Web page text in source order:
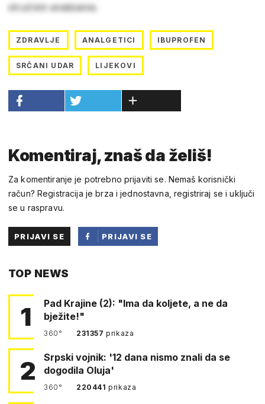
stručnim analizama.
ZDRAVLJE ANALGETICI IBUPROFEN
SRČANI UDAR LIJEKOVI
Komentiraj, znaš da želiš!
Za komentiranje je potrebno prijaviti se. Nemaš korisnički
račun? Registracija je brza i jednostavna, registriraj se i uključi
se u raspravu.
PRIJAVI SE
PRIJAVI SE
TOP NEWS
1
Pad Krajine (2): "Ima da koljete, a ne da
bježite!"
360° 231357prikaza
2
Srpski vojnik: '12 dana nismo znali da se
dogodila Oluja'
360° 220441prikaza